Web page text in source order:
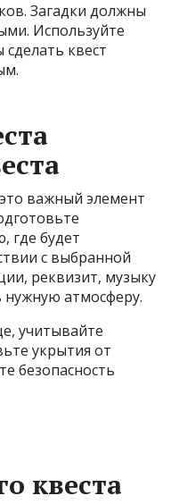
Загадки должны
Используйте
квест
важный элемент
где будет
с выбранной
реквизит, музыку
нужную атмосферу.
учитывайте
укрытия от
безопасность
квеста